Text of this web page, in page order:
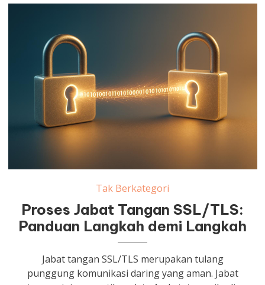
Tak Berkategori
Proses Jabat Tangan SSL/TLS:
Panduan Langkah demi Langkah
Jabat tangan SSL/TLS merupakan tulang
punggung komunikasi daring yang aman. Jabat